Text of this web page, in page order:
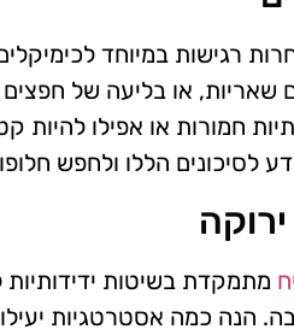
רגישות במיוחד
או בליעה של
חמורות או אפילו להיות
לסיכונים הללו ולחפש
מתמקדת בשיטות
הנה כמה אסטרטגיות